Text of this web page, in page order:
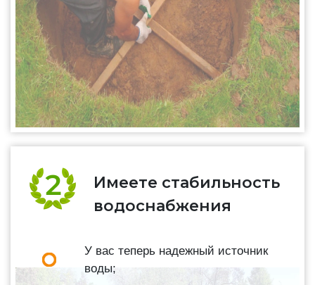
Имеете стабильность
водоснабжения
У вас теперь надежный источник
воды;